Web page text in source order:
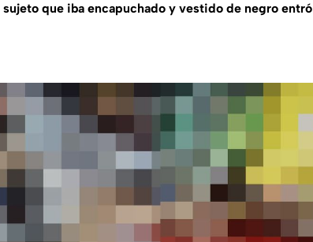
sujeto que iba encapuchado y vestido de negro entró